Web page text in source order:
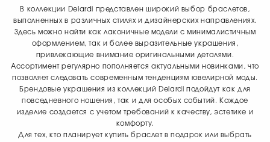
В коллекции Delardi представлен широкий выбор браслетов,
выполненных в различных стилях и дизайнерских направлениях.
Здесь можно найти как лаконичные модели с минималистичным
оформлением, так и более выразительные украшения,
привлекающие внимание оригинальными деталями.
Ассортимент регулярно пополняется актуальными новинками, что
позволяет следовать современным тенденциям ювелирной моды.
Брендовые украшения из коллекций Delardi подойдут как для
повседневного ношения, так и для особых событий. Каждое
изделие создается с учетом требований к качеству, эстетике и
комфорту.
Для тех, кто планирует купить браслет в подарок или выбрать